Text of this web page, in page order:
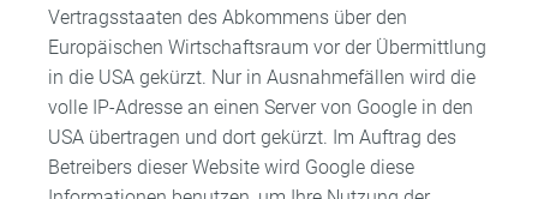
Vertragsstaaten des Abkommens über den
Europäischen Wirtschaftsraum vor der Übermittlung
in die USA gekürzt. Nur in Ausnahmefällen wird die
volle IP-Adresse an einen Server von Google in den
USA übertragen und dort gekürzt. Im Auftrag des
Betreibers dieser Website wird Google diese